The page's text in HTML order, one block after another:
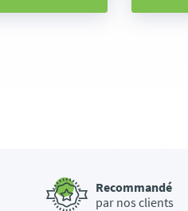
Recommandé
par nos clients